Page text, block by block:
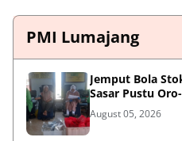
PMI Lumajang
Jemput Bola
Sasar Pustu
August 05, 2026